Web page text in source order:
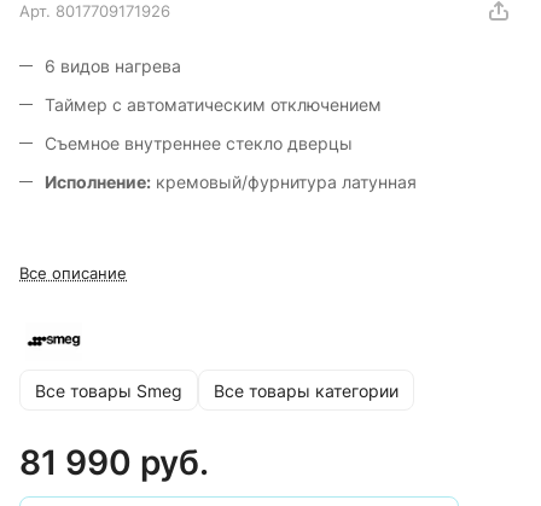
Арт. 8017709171926
6 видов нагрева
Таймер с автоматическим отключением
Съемное внутреннее стекло дверцы
Исполнение: кремовый/фурнитура латунная
Все описание
Все товары Smeg Все товары категории
81 990 руб.